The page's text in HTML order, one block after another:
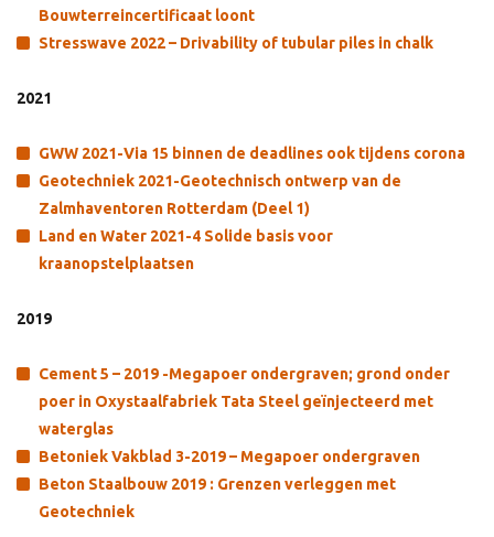
Bouwterreincertificaat loont
Stresswave 2022 – Drivability of tubular piles in chalk
2021
GWW 2021-Via 15 binnen de deadlines ook tijdens corona
Geotechniek 2021-Geotechnisch ontwerp van de
Zalmhaventoren Rotterdam (Deel 1)
Land en Water 2021-4 Solide basis voor
kraanopstelplaatsen
2019
Cement 5 – 2019 -Megapoer ondergraven; grond onder
poer in Oxystaalfabriek Tata Steel geïnjecteerd met
waterglas
Betoniek Vakblad 3-2019 – Megapoer ondergraven
Beton Staalbouw 2019 : Grenzen verleggen met
Geotechniek